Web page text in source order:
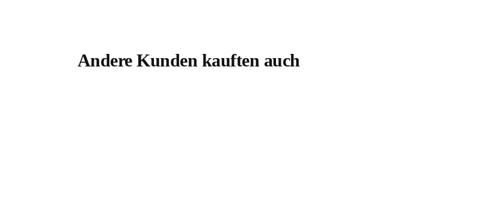
Andere Kunden kauften auch